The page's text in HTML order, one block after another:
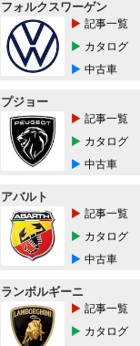
フォルクスワーゲン
記事一覧
カタログ
中古車
プジョー
記事一覧
カタログ
中古車
アバルト
記事一覧
カタログ
中古車
ランボルギーニ
記事一覧
カタログ